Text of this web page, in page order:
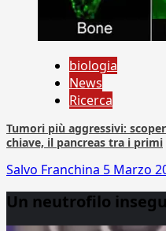
biologia
News
Ricerca
Tumori più aggressivi:
chiave, il pancreas tra i primi
Salvo Franchina 5 Marzo
Un neutrofilo